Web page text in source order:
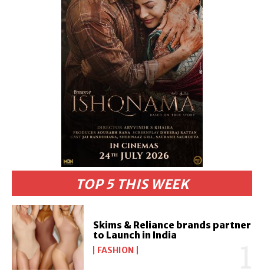
TOP 5 THIS WEEK
Skims & Reliance brands partner
to Launch in India
FASHION